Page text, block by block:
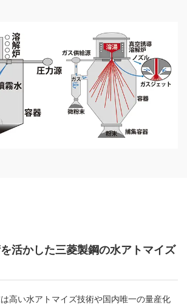
活かした三菱製鋼の水アトマイズ
高い水アトマイズ技術や国内唯一の量産化